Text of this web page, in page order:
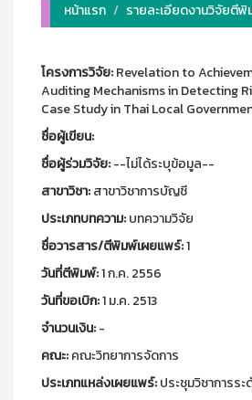
หน้าแรก
รายละเอียดงานวิจัยตี
โครงการวิจัย:Revelation to
Auditing Mechanisms in Detecting
Case Study in Thai Local
ชื่อผู้เขียน:
ชื่อผู้ร่วมวิจัย:--ไม่ได้ระบุข้อมูล--
สาขาวิชา:สาขาวิชาการบัญชี
ประเภทบทความ:บทความวิจัย
ชื่อวารสาร/ตีพิมพ์เผยแพร์:1
วันที่ตีพิมพ์:1 ก.ค. 2556
วันที่ขอเบิก:1 ม.ค. 2513
จำนวนเงิน:-
คณะ:คณะวิทยาการจัดการ
ประเภทแหล่งเผยแพร์:ประชุมวิชาการร